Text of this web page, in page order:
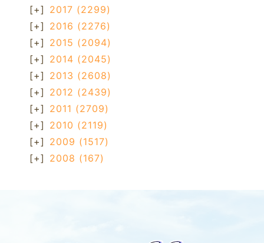
[+] 2017 (2299)
[+] 2016 (2276)
[+] 2015 (2094)
[+] 2014 (2045)
[+] 2013 (2608)
[+] 2012 (2439)
[+] 2011 (2709)
[+] 2010 (2119)
[+] 2009 (1517)
[+] 2008 (167)